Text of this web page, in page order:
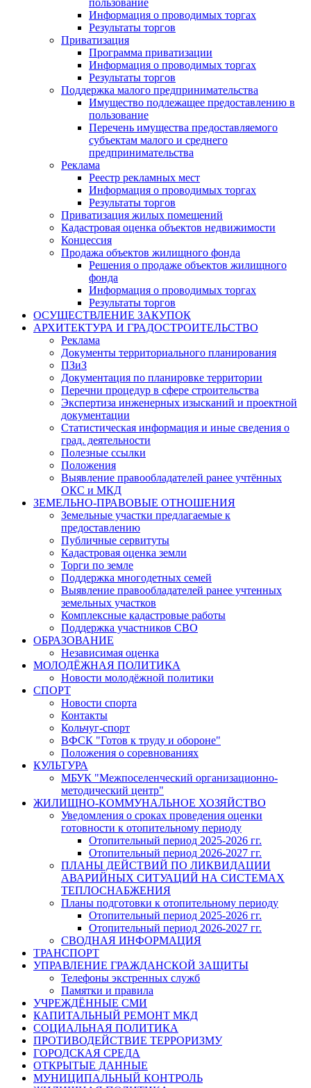
пользование
Информация о проводимых торгах
Результаты торгов
Приватизация
Программа приватизации
Информация о проводимых торгах
Результаты торгов
Поддержка малого предпринимательства
Имущество подлежащее предоставлению в
пользование
Перечень имущества предоставляемого
субъектам малого и среднего
предпринимательства
Реклама
Реестр рекламных мест
Информация о проводимых торгах
Результаты торгов
Приватизация жилых помещений
Кадастровая оценка объектов недвижимости
Концессия
Продажа объектов жилищного фонда
Решения о продаже объектов жилищного
фонда
Информация о проводимых торгах
Результаты торгов
ОСУЩЕСТВЛЕНИЕ ЗАКУПОК
АРХИТЕКТУРА И ГРАДОСТРОИТЕЛЬСТВО
Реклама
Документы территориального планирования
ПЗиЗ
Документация по планировке территории
Перечни процедур в сфере строительства
Экспертиза инженерных изысканий и проектной
документации
Статистическая информация и иные сведения о
град. деятельности
Полезные ссылки
Положения
Выявление правообладателей ранее учтённых
ОКС и МКД
ЗЕМЕЛЬНО-ПРАВОВЫЕ ОТНОШЕНИЯ
Земельные участки предлагаемые к
предоставлению
Публичные сервитуты
Кадастровая оценка земли
Торги по земле
Поддержка многодетных семей
Выявление правообладателей ранее учтенных
земельных участков
Комплексные кадастровые работы
Поддержка участников СВО
ОБРАЗОВАНИЕ
Независимая оценка
МОЛОДЁЖНАЯ ПОЛИТИКА
Новости молодёжной политики
СПОРТ
Новости спорта
Контакты
Кольчуг-спорт
ВФСК "Готов к труду и обороне"
Положения о соревнованиях
КУЛЬТУРА
МБУК "Межпоселенческий организационно-
методический центр"
ЖИЛИЩНО-КОММУНАЛЬНОЕ ХОЗЯЙСТВО
Уведомления о сроках проведения оценки
готовности к отопительному периоду
Отопительный период 2025-2026 гг.
Отопительный период 2026-2027 гг.
ПЛАНЫ ДЕЙСТВИЙ ПО ЛИКВИДАЦИИ
АВАРИЙНЫХ СИТУАЦИЙ НА СИСТЕМАХ
ТЕПЛОСНАБЖЕНИЯ
Планы подготовки к отопительному периоду
Отопительный период 2025-2026 гг.
Отопительный период 2026-2027 гг.
СВОДНАЯ ИНФОРМАЦИЯ
ТРАНСПОРТ
УПРАВЛЕНИЕ ГРАЖДАНСКОЙ ЗАЩИТЫ
Телефоны экстренных служб
Памятки и правила
УЧРЕЖДЁННЫЕ СМИ
КАПИТАЛЬНЫЙ РЕМОНТ МКД
СОЦИАЛЬНАЯ ПОЛИТИКА
ПРОТИВОДЕЙСТВИЕ ТЕРРОРИЗМУ
ГОРОДСКАЯ СРЕДА
ОТКРЫТЫЕ ДАННЫЕ
МУНИЦИПАЛЬНЫЙ КОНТРОЛЬ